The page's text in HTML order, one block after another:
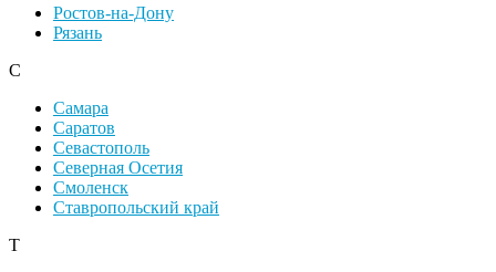
Ростов-на-Дону
Рязань
С
Самара
Саратов
Севастополь
Северная Осетия
Смоленск
Ставропольский край
Т